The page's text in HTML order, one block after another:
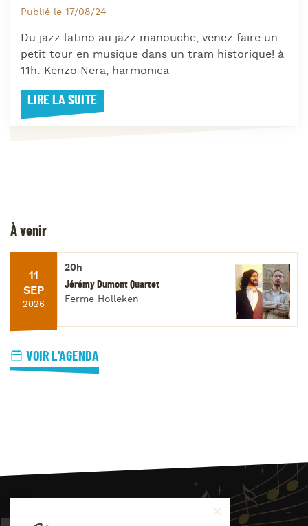
Publié le 17/08/24
Du jazz latino au jazz manouche, venez faire un
petit tour en musique dans un tram historique! à
11h: Kenzo Nera, harmonica –
LIRE LA SUITE
À venir
11
SEP
2026
20h
Jérémy Dumont Quartet
Ferme Holleken
VOIR L'AGENDA